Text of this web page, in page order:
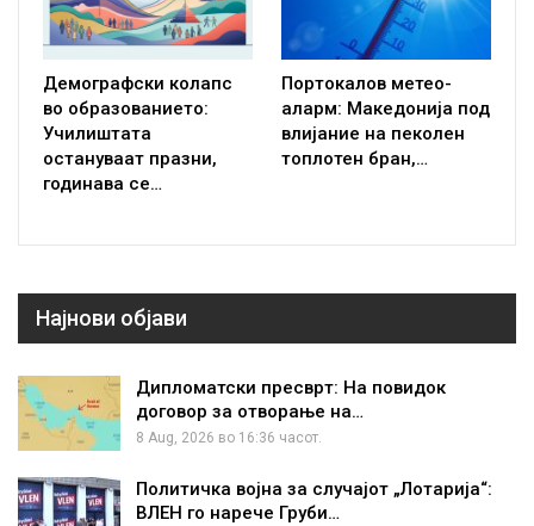
Демографски колапс
во образованието:
Училиштата
остануваат празни,
годинава се…
Портокалов метео-
аларм: Македонија под
влијание на пеколен
топлотен бран,…
Најнови објави
Дипломатски пресврт: На повидок
договор за отворање на…
8 Aug, 2026 во 16:36 часот.
Политичка војна за случајот „Лотарија“:
ВЛЕН го нарече Груби…